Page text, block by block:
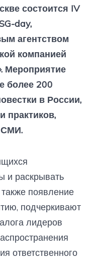
состоится IV
day,
агентством
компанией
Мероприятие
более 200
в России,
практиков,
СМИ.
и раскрывать
появление
подчеркивают
лидеров
ответственного